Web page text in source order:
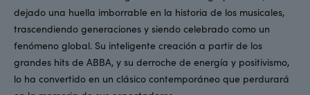
dejado una huella imborrable en la historia de los musicales,
trascendiendo generaciones y siendo celebrado como un
fenómeno global. Su inteligente creación a partir de los
grandes hits de ABBA, y su derroche de energía y positivismo,
lo ha convertido en un clásico contemporáneo que perdurará